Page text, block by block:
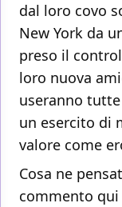
dal loro covo
New York da
preso il
loro nuova
useranno
un esercito di
valore come
Cosa ne
commento